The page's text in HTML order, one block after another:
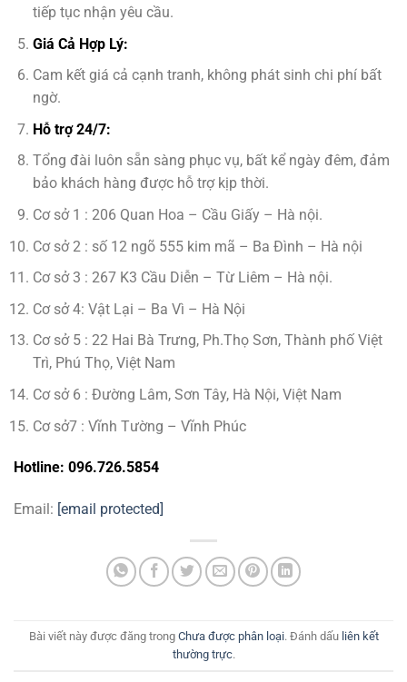
tiếp tục nhận yêu cầu.
Giá Cả Hợp Lý:
Cam kết giá cả cạnh tranh, không phát sinh chi phí bất
ngờ.
Hỗ trợ 24/7:
Tổng đài luôn sẵn sàng phục vụ, bất kể ngày đêm, đảm
bảo khách hàng được hỗ trợ kịp thời.
Cơ sở 1 : 206 Quan Hoa – Cầu Giấy – Hà nội.
Cơ sở 2 : số 12 ngõ 555 kim mã – Ba Đình – Hà nội
Cơ sở 3 : 267 K3 Cầu Diễn – Từ Liêm – Hà nội.
Cơ sở 4: Vật Lại – Ba Vì – Hà Nội
Cơ sở 5 : 22 Hai Bà Trưng, Ph.Thọ Sơn, Thành phố Việt
Trì, Phú Thọ, Việt Nam
Cơ sở 6 : Đường Lâm, Sơn Tây, Hà Nội, Việt Nam
Cơ sở7 : Vĩnh Tường – Vĩnh Phúc
Hotline: 096.726.5854
Email: [email protected]
Bài viết này được đăng trong Chưa được phân loại. Đánh dấu liên kết
thường trực.